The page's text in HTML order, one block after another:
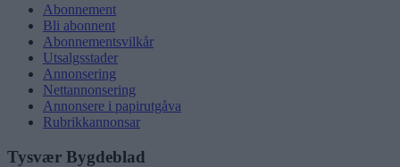
Abonnement
Bli abonnent
Abonnementsvilkår
Utsalgsstader
Annonsering
Nettannonsering
Annonsere i papirutgåva
Rubrikkannonsar
Tysvær Bygdeblad